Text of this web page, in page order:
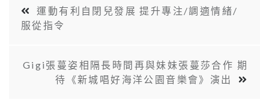
運動有利自閉兒發展 提升專注/調適情緒/
服從指令
Gigi張蔓姿相隔長時間再與妹妹張蔓莎合作 期
待《新城唱好海洋公園音樂會》演出